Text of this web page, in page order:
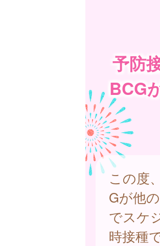
予防
BCG
この度
Gが他
でスケ
時接種